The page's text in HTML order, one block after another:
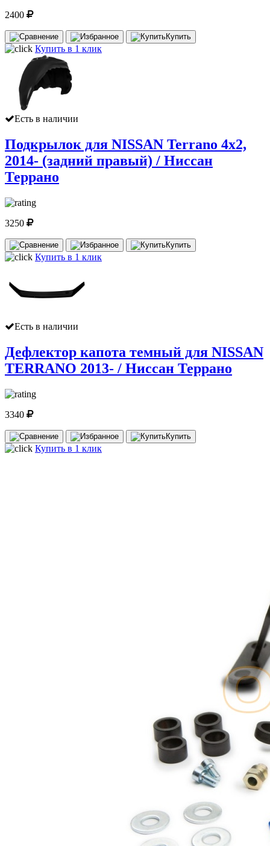
2400
Купить
Купить в 1 клик
Есть в наличии
Подкрылок для NISSAN Terrano 4x2,
2014- (задний правый) / Ниссан
Террано
3250
Купить
Купить в 1 клик
Есть в наличии
Дефлектор капота темный для NISSAN
TERRANO 2013- / Ниссан Террано
3340
Купить
Купить в 1 клик